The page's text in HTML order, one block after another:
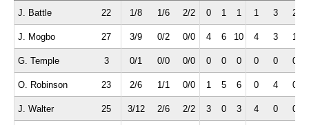
J. Battle 22 1/8 1/6 2/2 0 1 1 1 3 2
J. Mogbo 27 3/9 0/2 0/0 4 6 10 4 3 1
G. Temple 3 0/1 0/0 0/0 0 0 0 0 0 0
O. Robinson 23 2/6 1/1 0/0 1 5 6 0 4 0
J. Walter 25 3/12 2/6 2/2 3 0 3 4 0 0